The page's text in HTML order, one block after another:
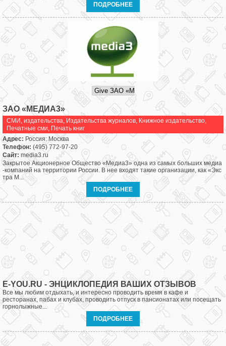
ПОДРОБНЕЕ
ЗАО «МЕДИА3»
СМИ, издательства, Издательства журналов, Книжное издательство,
Печатные сми, Печать книг
Адрес: Россия: Москва
Телефон: (495) 772-97-20
Сайт: media3.ru
Закрытое Акционерное Общество «Медиа3» одна из самых больших медиа
-компаний на территории России. В нее входят такие организации, как «Экс
тра М...
ПОДРОБНЕЕ
E-YOU.RU - ЭНЦИКЛОПЕДИЯ ВАШИХ ОТЗЫВОВ
Все мы любим отдыхать, и интересно проводить время в кафе и
ресторанах, пабах и клубах, проводить отпуск в пансионатах или посещать
горнолыжные...
ПОДРОБНЕЕ